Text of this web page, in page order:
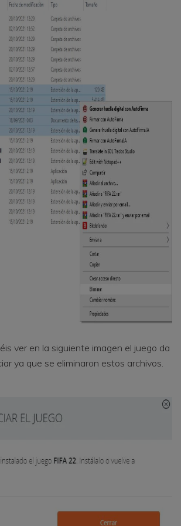
ver en la siguiente imagen el juego da
ya que se eliminaron estos archivos.